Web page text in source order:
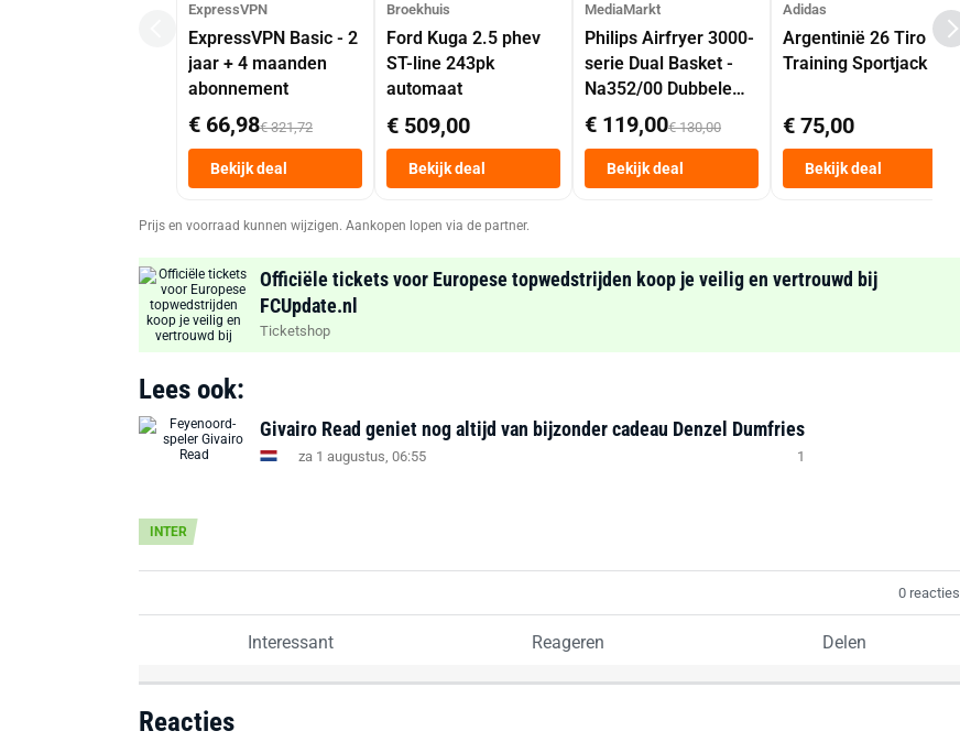
ExpressVPN
ExpressVPN Basic - 2
jaar + 4 maanden
abonnement
€ 66,98€ 321,72
Bekijk deal
Broekhuis
Ford Kuga 2.5 phev
ST-line 243pk
automaat
€ 509,00
Bekijk deal
MediaMarkt
Philips Airfryer 3000-
serie Dual Basket -
Na352/00 Dubbele
Mand 9 L Tot 6
Personen
Heteluchtfriteuse
Zwart
€ 119,00€ 130,00
Bekijk deal
Adidas
Argentinië 26 Tiro
Training Sportjack
€ 75,00
Bekijk deal
Prijs en voorraad kunnen wijzigen. Aankopen lopen via de partner.
Officiële tickets voor Europese topwedstrijden koop je veilig en vertrouwd bij
FCUpdate.nl
Ticketshop
Lees ook:
Givairo Read geniet nog altijd van bijzonder cadeau Denzel Dumfries
za 1 augustus, 06:55 1
INTER
0 reacties
Interessant Reageren Delen
Reacties